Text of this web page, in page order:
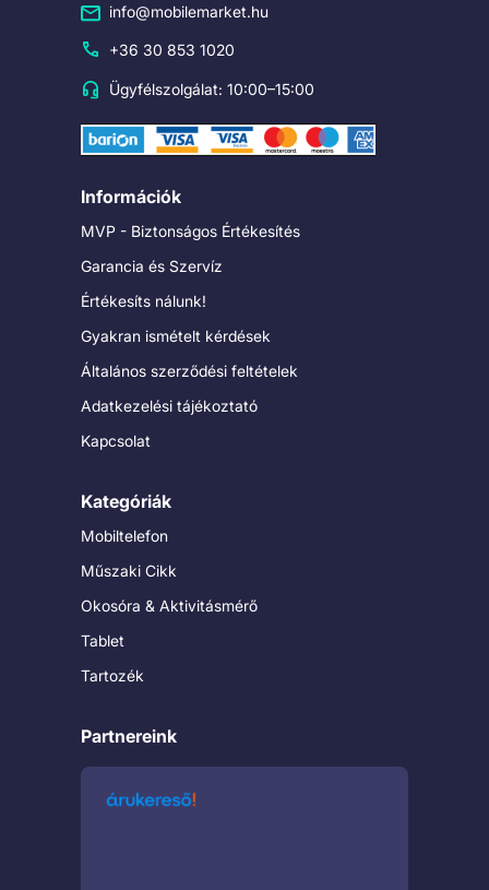
info@mobilemarket.hu
+36 30 853 1020
Ügyfélszolgálat: 10:00–15:00
Információk
MVP - Biztonságos Értékesítés
Garancia és Szervíz
Értékesíts nálunk!
Gyakran ismételt kérdések
Általános szerződési feltételek
Adatkezelési tájékoztató
Kapcsolat
Kategóriák
Mobiltelefon
Műszaki Cikk
Okosóra & Aktivitásmérő
Tablet
Tartozék
Partnereink